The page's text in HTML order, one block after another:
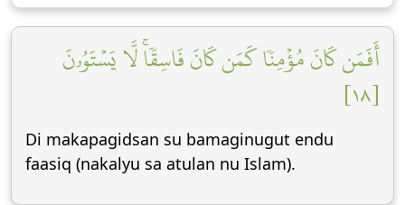
أَفَمَن كَانَ مُؤۡمِنٗا كَمَن كَانَ فَاسِقٗاۚ لَّا يَسۡتَوُۥنَ
[١٨]
Di makapagidsan su bamaginugut endu
faasiq (nakalyu sa atulan nu Islam).